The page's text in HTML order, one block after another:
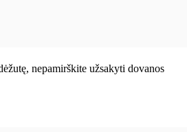
nepamirškite užsakyti dovanos